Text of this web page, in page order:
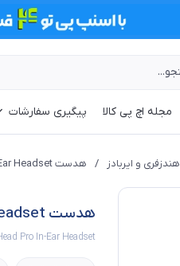
مجله اچ پی کالا پیگیری سفارشات
هندزفری و ایربادز / هدست Razer Hammer Head Pro In-Ear Headset
هدست Razer Hammer Head Pro In-Ear Headset
Pro In-Ear Headset